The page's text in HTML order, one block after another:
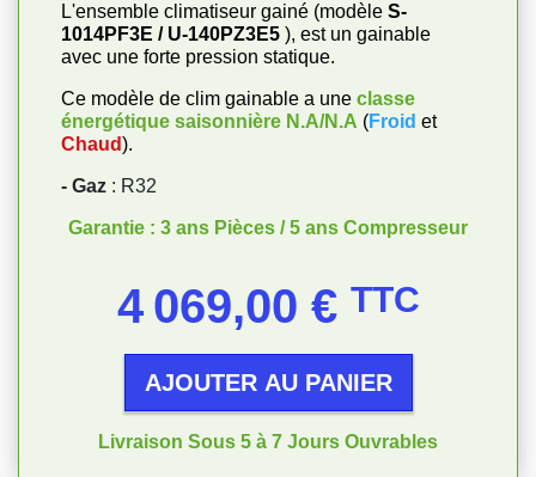
L'ensemble climatiseur gainé (modèle S-
1014PF3E / U-140PZ3E5 ), est un gainable
avec une forte pression statique.
Ce modèle de clim gainable a une classe
énergétique saisonnière N.A/N.A (Froid et
Chaud).
- Gaz : R32
Garantie : 3 ans Pièces / 5 ans Compresseur
4 069,00 € TTC
AJOUTER AU PANIER
Livraison Sous 5 à 7 Jours Ouvrables